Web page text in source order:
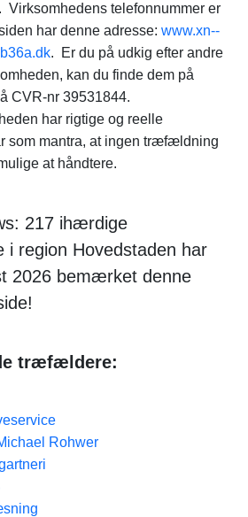
Virksomhedens telefonnummer er
har denne adresse: www.xn--
. Er du på udkig efter andre
kan du finde dem på
CVR-nr 39531844.
har rigtige og reelle
som mantra, at ingen træfældning
at håndtere.
217 ihærdige
i region Hovedstaden har
2026 bemærket denne
træfældere:
Rohwer